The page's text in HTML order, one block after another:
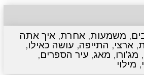
, משמעות, אחרת, איך אתה
, ארצי, התייפה, עושה כאילו,
, מג'ורו, מאג, עיר הספרים,
, מילוי